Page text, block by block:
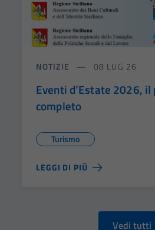
NOTIZIE 08 LUG 26
Eventi d’Estate 2026,
completo
Turismo
LEGGI DI PIÙ
Vedi tutti